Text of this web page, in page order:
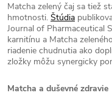
Matcha zelený čaj sa tiež
hmotnosti. Štúdia
Journal of Pharmaceutical
karnitínu a Matcha
riadenie chudnutia ako
zložky môžu synergicky
Matcha a duševné zdravie